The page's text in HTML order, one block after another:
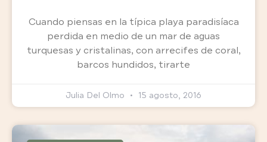
Cuando piensas en la típica playa paradisíaca
perdida en medio de un mar de aguas
turquesas y cristalinas, con arrecifes de coral,
barcos hundidos, tirarte
Julia Del Olmo 15 agosto, 2016